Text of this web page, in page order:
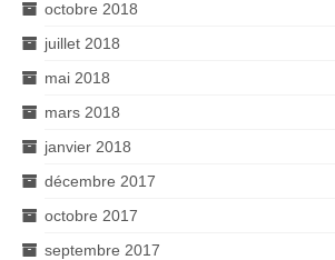
octobre 2018
juillet 2018
mai 2018
mars 2018
janvier 2018
décembre 2017
octobre 2017
septembre 2017